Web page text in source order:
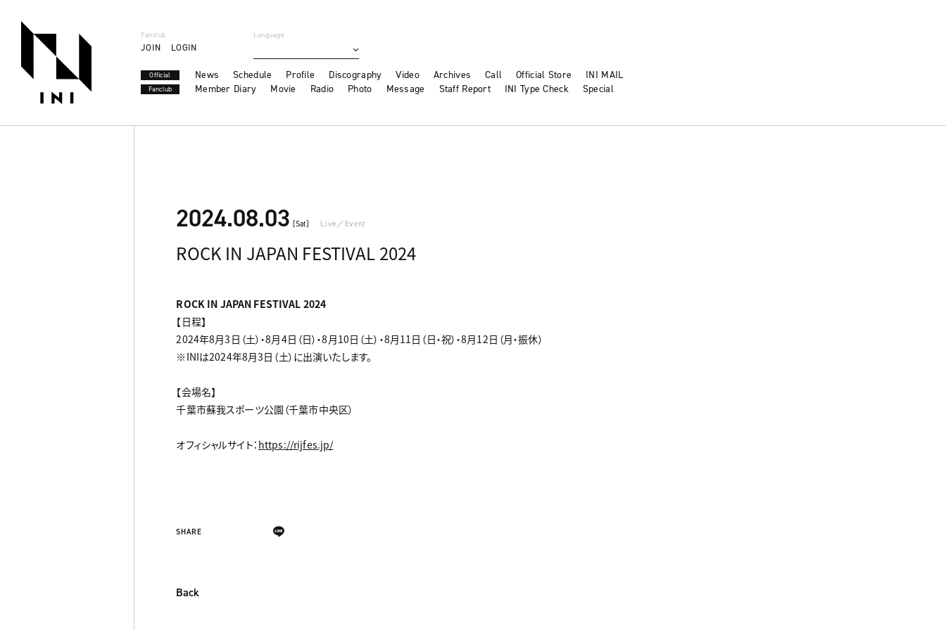
Fanclub
JOIN LOGIN
Language
Official News Schedule Profile Discography Video Archives Call Official Store INI MAIL
Fanclub Member Diary Movie Radio Photo Message Staff Report INI Type Check Special
2024.08.03 [Sat] Live／Event
ROCK IN JAPAN FESTIVAL 2024
ROCK IN JAPAN FESTIVAL 2024
【日程】
2024年8月3日（土）・8月4日（日）・8月10日（土）・8月11日（日・祝）・8月12日（月・振休）
※INIは2024年8月3日（土）に出演いたします。
【会場名】
千葉市蘇我スポーツ公園（千葉市中央区）
オフィシャルサイト： https://rijfes.jp/
SHARE
Back